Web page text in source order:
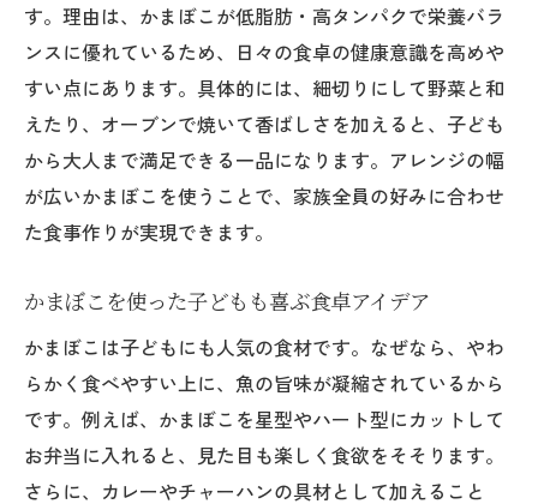
健康志向の方におすすめのかまぼこの食べ
方
かまぼこを毎日の食卓に取り入れるコツ
かまぼこを使った手軽な朝食メニューの提
案
毎日の食卓にかまぼこをプラスする方法
かまぼこを活かした副菜のバリエーション
かまぼこの保存方法と鮮度を保つポイント
伝統と工夫で広がるかまぼこの楽しみ方
かまぼこの伝統製法と現代的なアレンジ
地域に根付くかまぼこの歴史と魅力
す。理由は、かまぼこが低脂肪・高タンパクで栄養バラ
ンスに優れているため、日々の食卓の健康意識を高めや
すい点にあります。具体的には、細切りにして野菜と和
えたり、オーブンで焼いて香ばしさを加えると、子ども
から大人まで満足できる一品になります。アレンジの幅
が広いかまぼこを使うことで、家族全員の好みに合わせ
た食事作りが実現できます。
かまぼこを使った子どもも喜ぶ食卓アイデア
かまぼこは子どもにも人気の食材です。なぜなら、やわ
らかく食べやすい上に、魚の旨味が凝縮されているから
です。例えば、かまぼこを星型やハート型にカットして
お弁当に入れると、見た目も楽しく食欲をそそります。
さらに、カレーやチャーハンの具材として加えること